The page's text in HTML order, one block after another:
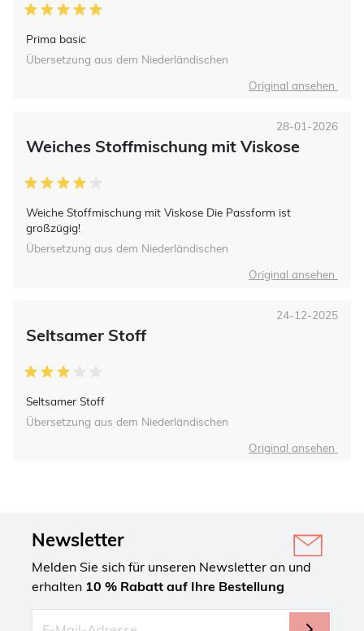
Prima basic
Übersetzung aus dem Niederländischen
Original ansehen
Weiches Stoffmischung mit Viskose
Weiche Stoffmischung mit Viskose Die Passform ist
großzügig!
28-01-2026
Übersetzung aus dem Niederländischen
Original ansehen
Seltsamer Stoff
Seltsamer Stoff
24-12-2025
Übersetzung aus dem Niederländischen
Original ansehen
Newsletter
Melden Sie sich für unseren Newsletter an und
erhalten 10 % Rabatt auf Ihre Bestellung